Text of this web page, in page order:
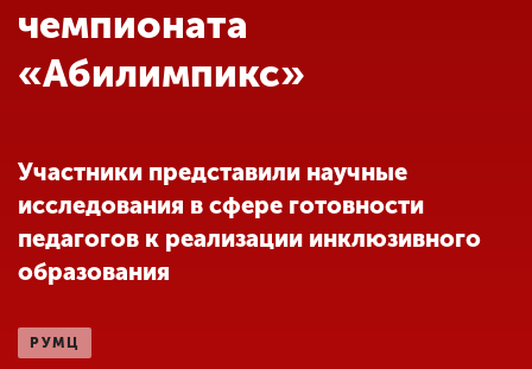
Наука
Другие виды
деятельности
Студенческая жизнь
чемпионата
«Абилимпикс»
Участники представили научные
исследования в сфере готовности
педагогов к реализации инклюзивного
образования
РУМЦ